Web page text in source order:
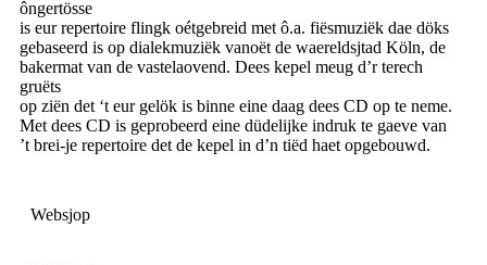
Websjop
ôngertösse
is eur repertoire flingk oétgebreid met ô.a. fiësmuziëk dae döks
gebaseerd is op dialekmuziëk vanoët de waereldsjtad Köln, de
bakermat van de vastelaovend. Dees kepel meug d’r terech
gruëts
op ziën det ‘t eur gelök is binne eine daag dees CD op te neme.
Met dees CD is geprobeerd eine düdelijke indruk te gaeve van
’t brei-je repertoire det de kepel in d’n tiëd haet opgebouwd.